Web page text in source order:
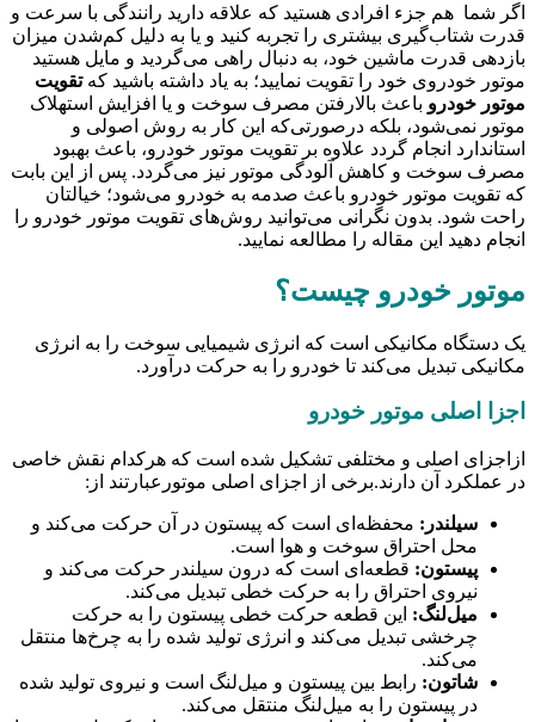
اگر شما هم جزء افرادی هستید که علاقه دارید رانندگی با سرعت و
قدرت شتاب‌گیری بیشتری را تجربه کنید و یا به دلیل کم‌شدن میزان
بازدهی قدرت ماشین خود، به دنبال راهی می‌گردید و مایل هستید
موتور خودروی خود را تقویت نمایید؛ به یاد داشته باشید کهتقویت
موتور خودرو باعث بالارفتن مصرف سوخت و یا افزایش استهلاک
موتور نمی‌شود، بلکه درصورتی‌که این کار به روش اصولی و
استاندارد انجام گردد علاوه بر تقویت موتور خودرو، باعث بهبود
مصرف سوخت و کاهش آلودگی موتور نیز می‌گردد. پس از این بابت
که تقویت موتور خودرو باعث صدمه به خودرو می‌شود؛ خیالتان
راحت شود. بدون نگرانی می‌توانید روش‌های تقویت موتور خودرو را
انجام دهید این مقاله را مطالعه نمایید.
موتور خودرو چیست؟
یک دستگاه مکانیکی است که انرژی شیمیایی سوخت را به انرژی
مکانیکی تبدیل می‌کند تا خودرو را به حرکت درآورد.
اجزا اصلی موتور خودرو
ازاجزای اصلی و مختلفی تشکیل شده است که هرکدام نقش خاصی
در عملکرد آن دارند.برخی از اجزای اصلی موتورعبارتند از:
سیلندر: محفظه‌ای است که پیستون در آن حرکت می‌کند و
محل احتراق سوخت و هوا است.
پیستون: قطعه‌ای است که درون سیلندر حرکت می‌کند و
نیروی احتراق را به حرکت خطی تبدیل می‌کند.
میل‌لنگ: این قطعه حرکت خطی پیستون را به حرکت
چرخشی تبدیل می‌کند و انرژی تولید شده را به چرخ‌ها منتقل
می‌کند.
شاتون: رابط بین پیستون و میل‌لنگ است و نیروی تولید شده
در پیستون را به میل‌لنگ منتقل می‌کند.